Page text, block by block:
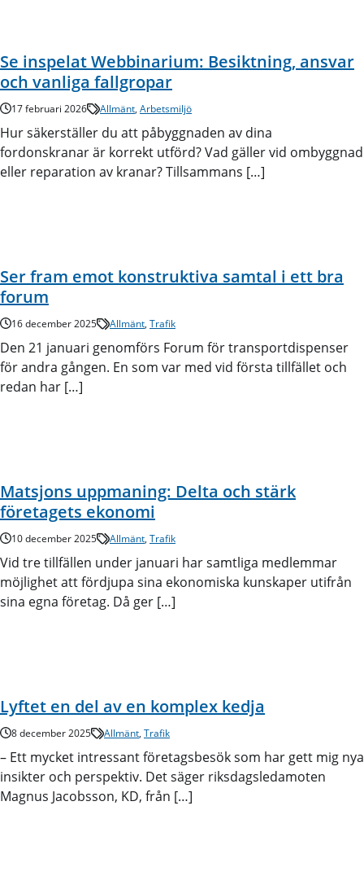
Se inspelat Webbinarium: Besiktning, ansvar
och vanliga fallgropar
17 februari 2026 Allmänt, Arbetsmiljö
Hur säkerställer du att påbyggnaden av dina
fordonskranar är korrekt utförd? Vad gäller vid ombyggnad
eller reparation av kranar? Tillsammans […]
Ser fram emot konstruktiva samtal i ett bra
forum
16 december 2025 Allmänt, Trafik
Den 21 januari genomförs Forum för transportdispenser
för andra gången. En som var med vid första tillfället och
redan har […]
Matsjons uppmaning: Delta och stärk
företagets ekonomi
10 december 2025 Allmänt, Trafik
Vid tre tillfällen under januari har samtliga medlemmar
möjlighet att fördjupa sina ekonomiska kunskaper utifrån
sina egna företag. Då ger […]
Lyftet en del av en komplex kedja
8 december 2025 Allmänt, Trafik
– Ett mycket intressant företagsbesök som har gett mig nya
insikter och perspektiv. Det säger riksdagsledamoten
Magnus Jacobsson, KD, från […]